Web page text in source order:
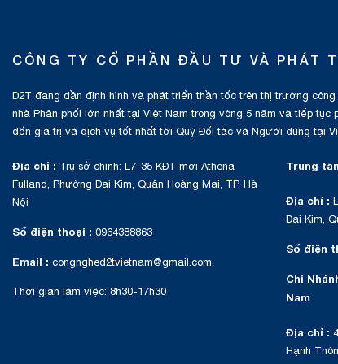
CÔNG TY CỔ PHẦN ĐẦU TƯ VÀ PHÁT
D2T đang dần định hình và phát triển thần tốc trên thị trường
nhà Phân phối lớn nhất tại Việt Nam trong vòng 5 năm và tiếp tục
đến giá trị và dịch vụ tốt nhất tới Quý Đối tác và Người dùng tại
Địa chỉ : Trụ sở chính: L7-35 KĐT mới Athena
Fulland, Phường Đại Kim, Quận Hoàng Mai, TP. Hà
Nội
Số điện thoại : 0964388863
Email : congnghed2tvietnam@gmail.com
Thời gian làm việc: 8h30-17h30
Trung
Địa chỉ :
Đại Kim,
Số điện
Chi
Nam
Địa chỉ :
Hạnh